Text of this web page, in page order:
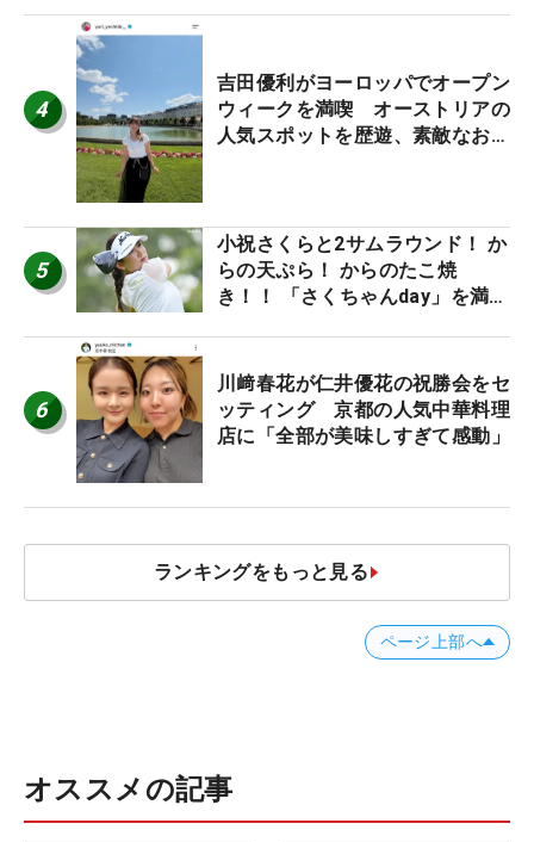
4
吉田優利がヨーロッパでオープン
ウィークを満喫 オーストリアの
人気スポットを歴遊、素敵なお土
5
小祝さくらと2サムラウンド！ か
らの天ぷら！ からのたこ焼
き！！ 「さくちゃんday」を満喫
6
川﨑春花が仁井優花の祝勝会をセ
ッティング 京都の人気中華料理
店に「全部が美味しすぎて感動」
ランキングをもっと見る
ページ上部へ
オススメの記事